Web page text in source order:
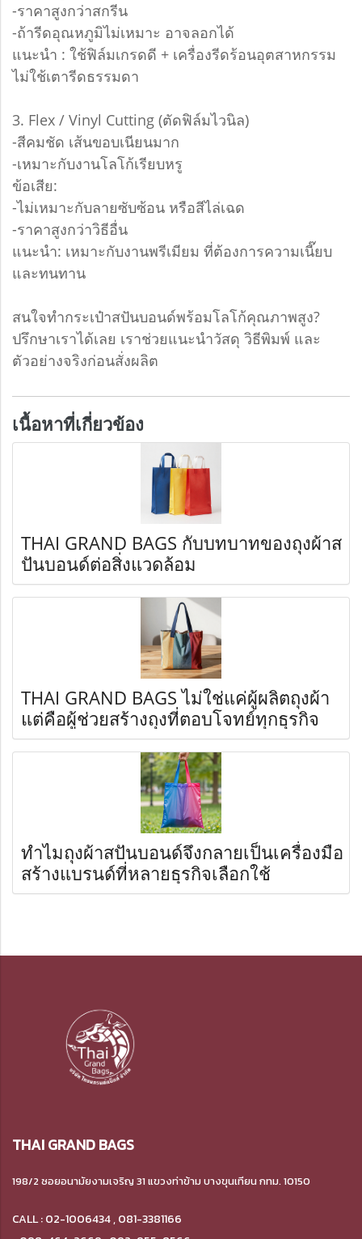
-ราคาสูงกว่าสกรีน
-ถ้ารีดอุณหภูมิไม่เหมาะ อาจลอกได้
แนะนำ : ใช้ฟิล์มเกรดดี + เครื่องรีดร้อนอุตสาหกรรม
ไม่ใช้เตารีดธรรมดา
3. Flex / Vinyl Cutting (ตัดฟิล์มไวนิล)
-สีคมชัด เส้นขอบเนียนมาก
-เหมาะกับงานโลโก้เรียบหรู
ข้อเสีย:
-ไม่เหมาะกับลายซับซ้อน หรือสีไล่เฉด
-ราคาสูงกว่าวิธีอื่น
แนะนำ: เหมาะกับงานพรีเมียม ที่ต้องการความเนี๊ยบ
และทนทาน
สนใจทำกระเป๋าสปันบอนด์พร้อมโลโก้คุณภาพสูง?
ปรึกษาเราได้เลย เราช่วยแนะนำวัสดุ วิธีพิมพ์ และ
ตัวอย่างจริงก่อนสั่งผลิต
เนื้อหาที่เกี่ยวข้อง
THAI GRAND BAGS กับบทบาทของถุงผ้าส
ปันบอนด์ต่อสิ่งแวดล้อม
THAI GRAND BAGS ไม่ใช่แค่ผู้ผลิตถุงผ้า
แต่คือผู้ช่วยสร้างถุงที่ตอบโจทย์ทุกธุรกิจ
ทำไมถุงผ้าสปันบอนด์จึงกลายเป็นเครื่องมือ
สร้างแบรนด์ที่หลายธุรกิจเลือกใช้
THAI GRAND BAGS
198/2 ซอยอนามัยงามเจริญ 31 แขวงท่าข้าม บางขุนเทียน กทม. 10150
CALL : 02-1006434 , 081-3381166